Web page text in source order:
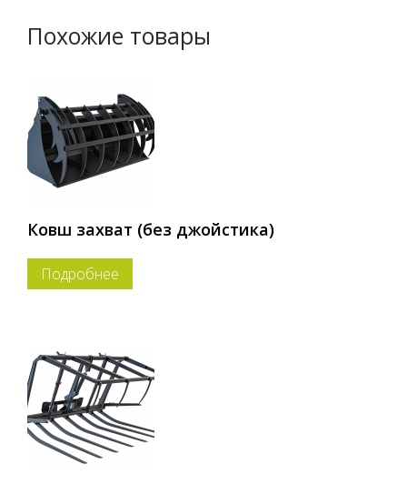
Похожие товары
Ковш захват (без джойстика)
Подробнее